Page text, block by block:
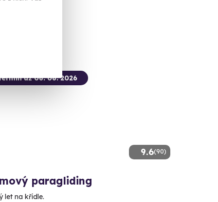
9.6(90)
už 08. 08. 2026
paragliding
let na křídle.